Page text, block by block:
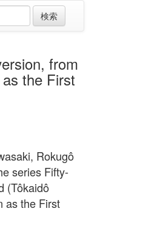
from
the First
Rokugô
series Fifty-
(Tôkaidô
as the First